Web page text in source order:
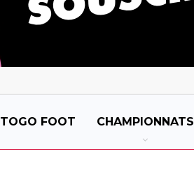
TOGO FOOT CHAMPIONNATS